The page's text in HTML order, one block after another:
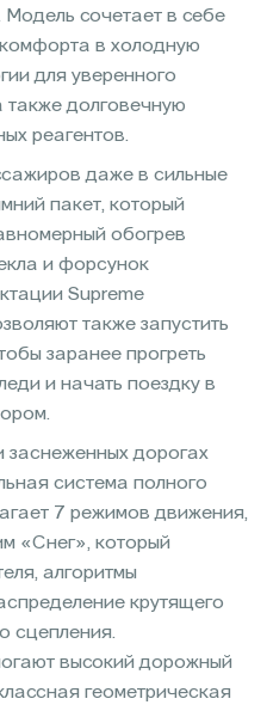
сочетает в себе
в холодную
для уверенного
также долговечную
реагентов.
даже в сильные
пакет, который
обогрев
и форсунок
Supreme
также запустить
заранее прогреть
и начать поездку в
заснеженных дорогах
система полного
7 режимов движения,
«Снег», который
алгоритмы
крутящего
сцепления.
высокий дорожный
геометрическая